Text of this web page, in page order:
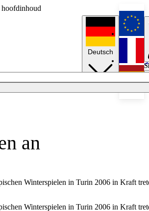
hoofdinhoud
Deutsch
an
Winterspielen in Turin 2006 in Kraft
Winterspielen in Turin 2006 in Kraft